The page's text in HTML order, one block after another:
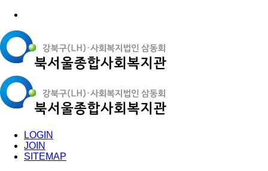
LOGIN
JOIN
SITEMAP